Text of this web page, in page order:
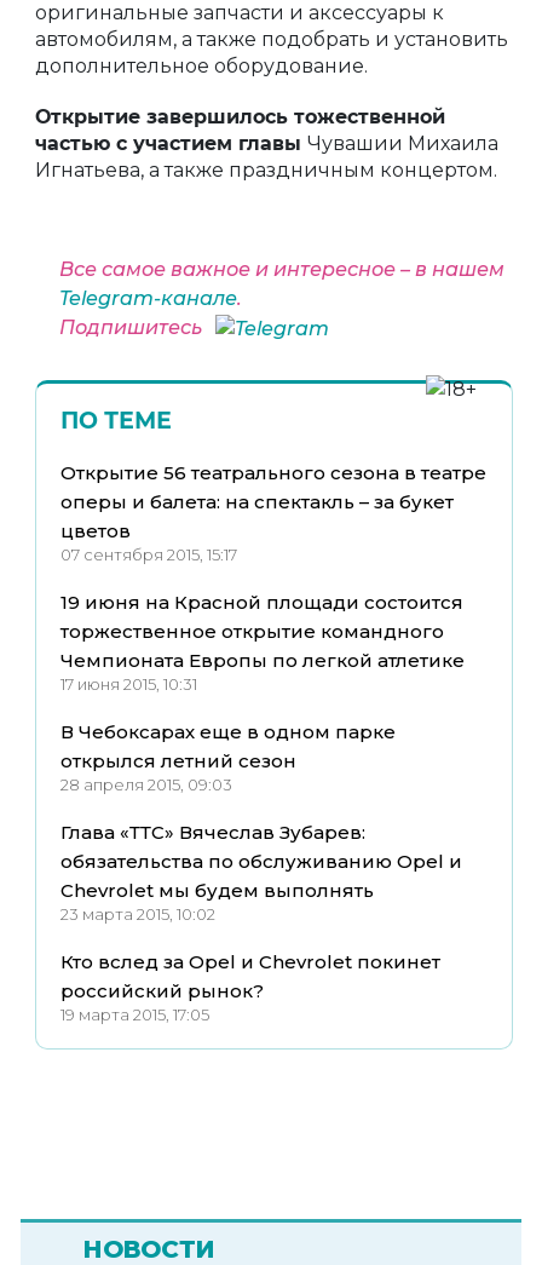
оригинальные запчасти и аксессуары к
автомобилям, а также подобрать и установить
дополнительное оборудование.
Открытие завершилось тожественной
частью с участием главы Чувашии Михаила
Игнатьева, а также праздничным концертом.
Все самое важное и интересное – в нашем
Telegram-канале.
Подпишитесь
ПО ТЕМЕ
Открытие 56 театрального сезона в театре
оперы и балета: на спектакль – за букет
цветов
07 сентября 2015, 15:17
19 июня на Красной площади состоится
торжественное открытие командного
Чемпионата Европы по легкой атлетике
17 июня 2015, 10:31
В Чебоксарах еще в одном парке
открылся летний сезон
28 апреля 2015, 09:03
Глава «ТТС» Вячеслав Зубарев:
обязательства по обслуживанию Opel и
Chevrolet мы будем выполнять
23 марта 2015, 10:02
Кто вслед за Opel и Chevrolet покинет
российский рынок?
19 марта 2015, 17:05
НОВОСТИ